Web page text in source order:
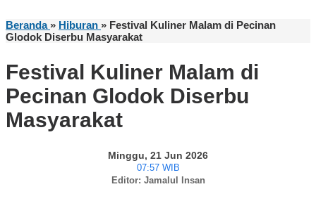
Beranda » Hiburan » Festival Kuliner Malam di Pecinan
Glodok Diserbu Masyarakat
Festival Kuliner Malam di
Pecinan Glodok Diserbu
Masyarakat
Minggu, 21 Jun 2026
07:57 WIB
Editor: Jamalul Insan